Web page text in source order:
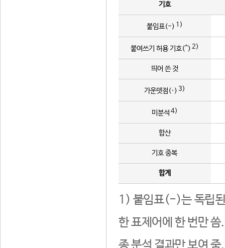
기호
붙임표(-) 1)
붙여쓰기 허용 기호(^) 2)
띄어 쓴 것
가운뎃점(·) 3)
미분석 4)
합산
기호 중복
합계
1) 붙임표(-)는 독립된
한 표제어에 한 번만
종 분석 결과만 보여